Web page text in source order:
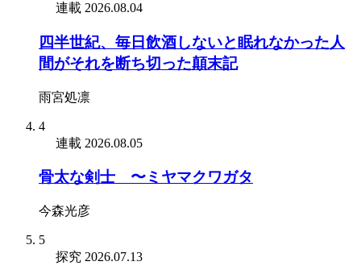
連載 2026.08.04
四半世紀、毎日飲酒しないと眠れなかった人
間がそれを断ち切った顛末記
雨宮処凛
4
連載 2026.08.05
骨太な剣士 〜ミヤマクワガタ
今森光彦
5
探究 2026.07.13